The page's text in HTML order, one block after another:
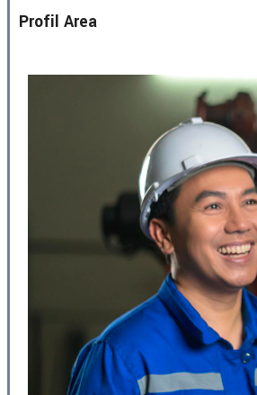
Profil Area